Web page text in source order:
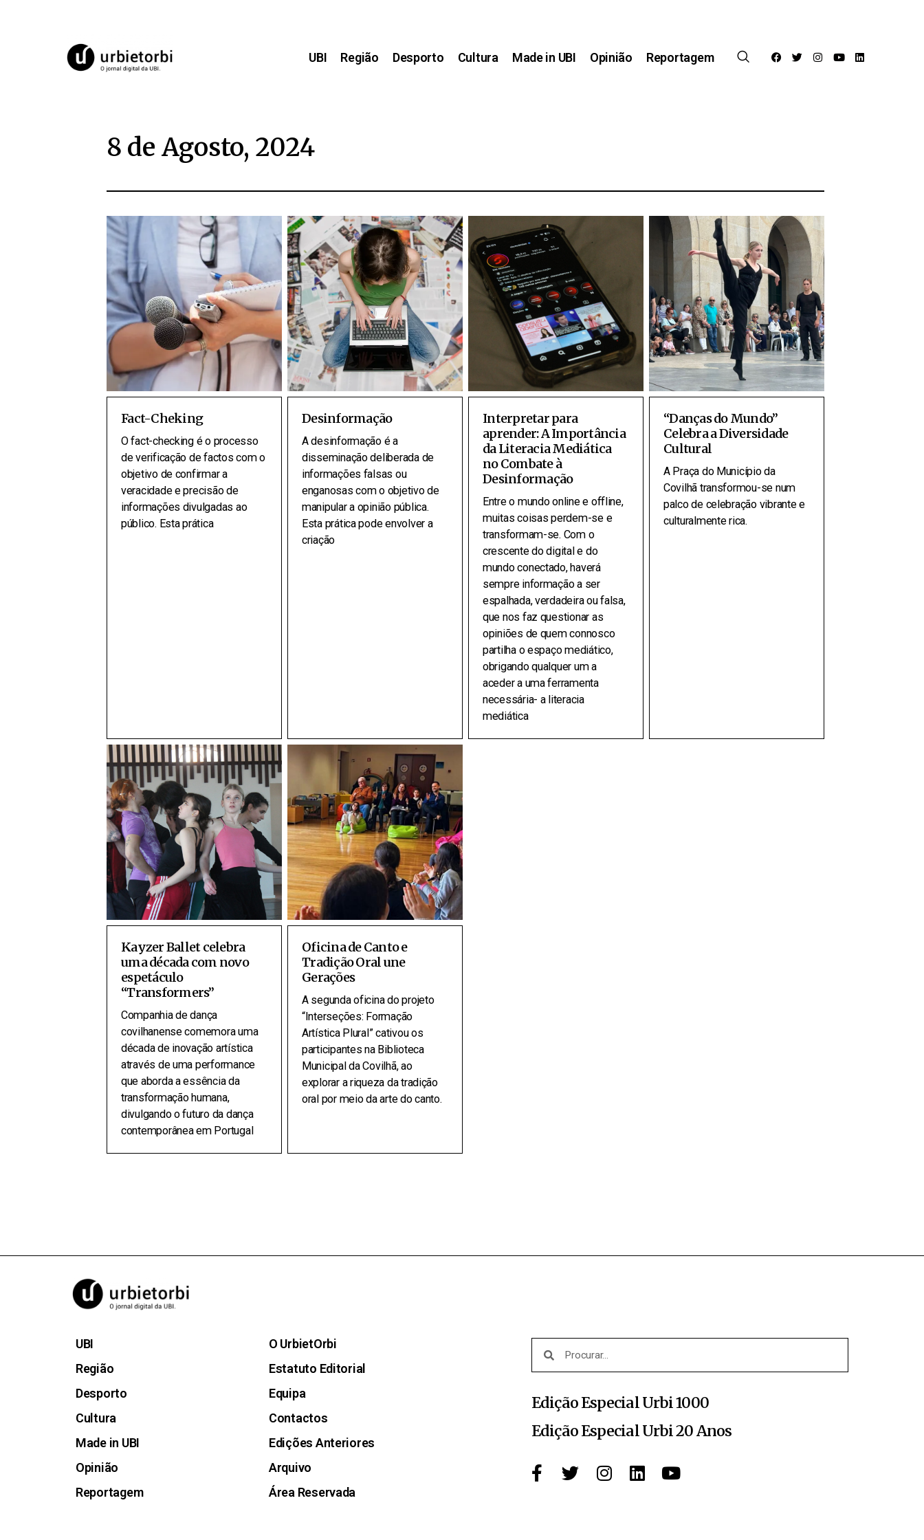
UBI Região Desporto Cultura Made in UBI Opinião Reportagem
8 de Agosto, 2024
Fact-Cheking
O fact-checking é o processo
de verificação de factos com o
objetivo de confirmar a
veracidade e precisão de
informações divulgadas ao
público. Esta prática
Desinformação
A desinformação é a
disseminação deliberada de
informações falsas ou
enganosas com o objetivo de
manipular a opinião pública.
Esta prática pode envolver a
criação
Interpretar para
aprender: A Importância
da Literacia Mediática
no Combate à
Desinformação
Entre o mundo online e offline,
muitas coisas perdem-se e
transformam-se. Com o
crescente do digital e do
mundo conectado, haverá
sempre informação a ser
espalhada, verdadeira ou falsa,
que nos faz questionar as
opiniões de quem connosco
partilha o espaço mediático,
obrigando qualquer um a
aceder a uma ferramenta
necessária- a literacia
mediática
“Danças do Mundo”
Celebra a Diversidade
Cultural
A Praça do Município da
Covilhã transformou-se num
palco de celebração vibrante e
culturalmente rica.
Kayzer Ballet celebra
uma década com novo
espetáculo
“Transformers”
Companhia de dança
covilhanense comemora uma
década de inovação artística
através de uma performance
que aborda a essência da
transformação humana,
divulgando o futuro da dança
contemporânea em Portugal
Oficina de Canto e
Tradição Oral une
Gerações
A segunda oficina do projeto
“Interseções: Formação
Artística Plural” cativou os
participantes na Biblioteca
Municipal da Covilhã, ao
explorar a riqueza da tradição
oral por meio da arte do canto.
UBI
Região
Desporto
Cultura
Made in UBI
Opinião
Reportagem
O UrbietOrbi
Estatuto Editorial
Equipa
Contactos
Edições Anteriores
Arquivo
Área Reservada
Edição Especial Urbi 1000
Edição Especial Urbi 20 Anos